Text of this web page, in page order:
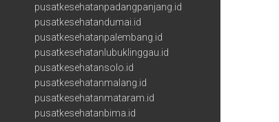
pusatkesehatanpadangpanjang.id
pusatkesehatandumai.id
pusatkesehatanpalembang.id
pusatkesehatanlubuklinggau.id
pusatkesehatansolo.id
pusatkesehatanmalang.id
pusatkesehatanmataram.id
pusatkesehatanbima.id